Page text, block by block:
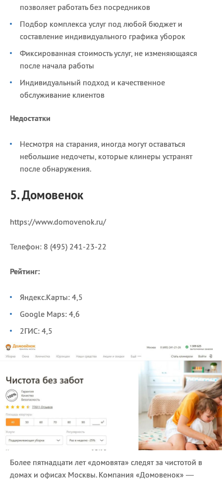
позволяет работать без посредников
Подбор комплекса услуг под любой бюджет и
составление индивидуального графика уборок
Фиксированная стоимость услуг, не изменяющаяся
после начала работы
Индивидуальный подход и качественное
обслуживание клиентов
Недостатки
Несмотря на старания, иногда могут оставаться
небольшие недочеты, которые клинеры устранят
после обнаружения.
5. Домовенок
https://www.domovenok.ru/
Телефон: 8 (495) 241-23-22
Рейтинг:
Яндекс.Карты: 4,5
Google Maps: 4,6
2ГИС: 4,5
Более пятнадцати лет «домовята» следят за чистотой в
домах и офисах Москвы. Компания «Домовенок» —